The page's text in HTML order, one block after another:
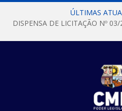
ÚLTIMAS